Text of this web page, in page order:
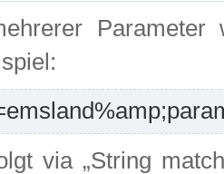
Parameter
via „String